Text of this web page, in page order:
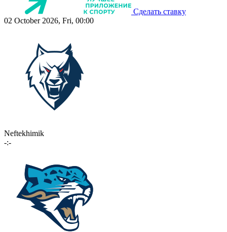
Сделать ставку
02 October 2026, Fri, 00:00
Neftekhimik
-:-